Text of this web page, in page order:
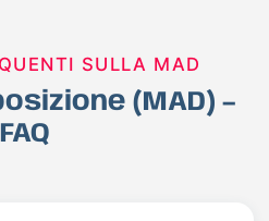
SULLA MAD
(MAD) –
FAQ